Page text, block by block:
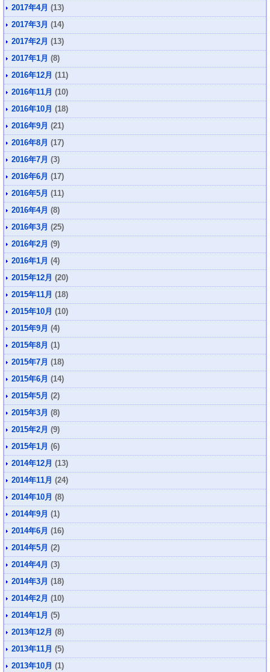
2017年4月 (13)
2017年3月 (14)
2017年2月 (13)
2017年1月 (8)
2016年12月 (11)
2016年11月 (10)
2016年10月 (18)
2016年9月 (21)
2016年8月 (17)
2016年7月 (3)
2016年6月 (17)
2016年5月 (11)
2016年4月 (8)
2016年3月 (25)
2016年2月 (9)
2016年1月 (4)
2015年12月 (20)
2015年11月 (18)
2015年10月 (10)
2015年9月 (4)
2015年8月 (1)
2015年7月 (18)
2015年6月 (14)
2015年5月 (2)
2015年3月 (8)
2015年2月 (9)
2015年1月 (6)
2014年12月 (13)
2014年11月 (24)
2014年10月 (8)
2014年9月 (1)
2014年6月 (16)
2014年5月 (2)
2014年4月 (3)
2014年3月 (18)
2014年2月 (10)
2014年1月 (5)
2013年12月 (8)
2013年11月 (5)
2013年10月 (1)